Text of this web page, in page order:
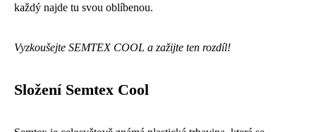
každý najde tu svou oblíbenou.
Vyzkoušejte SEMTEX COOL a zažijte ten rozdíl!
Složení Semtex Cool